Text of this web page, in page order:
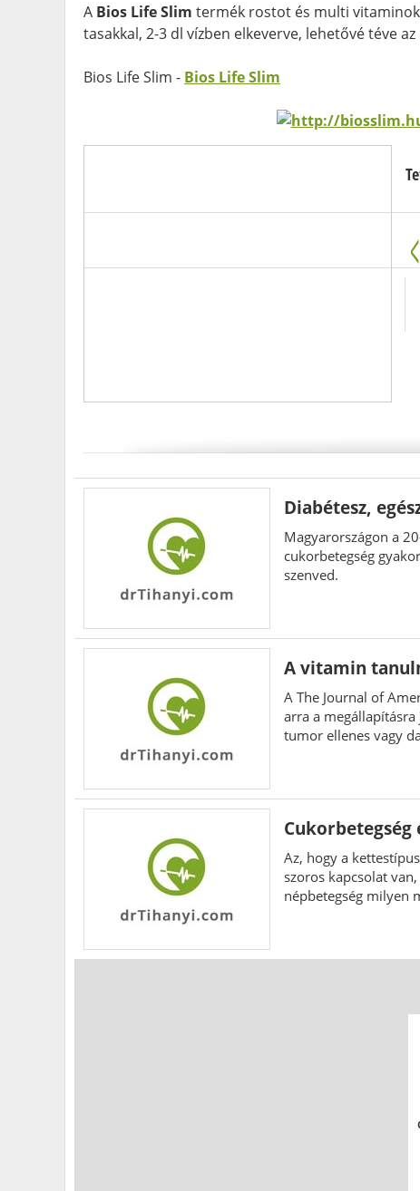
A Bios Life Slim termék rostot és multi
tasakkal, 2-3 dl vízben elkeverve, lehetővé téve az
Bios Life Slim - Bios Life Slim
Diabétesz,
Magyarországon a
cukorbetegség
szenved.
A vitamin
A The Journal of
arra a
tumor ellenes vagy
Cukorbetegség
Az, hogy a
szoros kapcsolat
népbetegség milyen